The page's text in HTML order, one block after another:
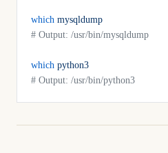
which mysqldump
# Output: /usr/bin/mysqldump
which python3
# Output: /usr/bin/python3